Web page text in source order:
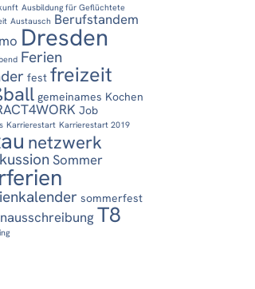
Ausbildung für Geflüchtete
Austausch Berufstandem
Dresden
Ferien
fest freizeit
gemeinames Kochen
Job
Karrierestart Karrierestart 2019
netzwerk
Sommer
sommerfest
T8